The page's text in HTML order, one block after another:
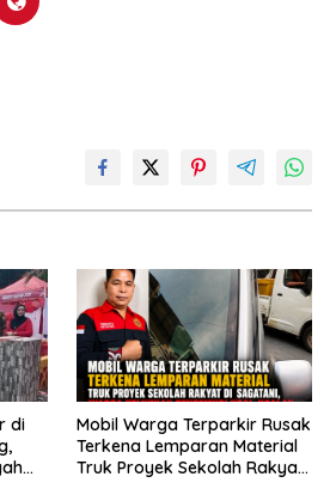
di
Mobil Warga Terparkir Rusak
Terkena Lemparan Material
Truk Proyek Sekolah Rakyat